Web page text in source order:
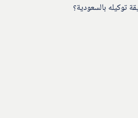
توكيله بالسعودية؟